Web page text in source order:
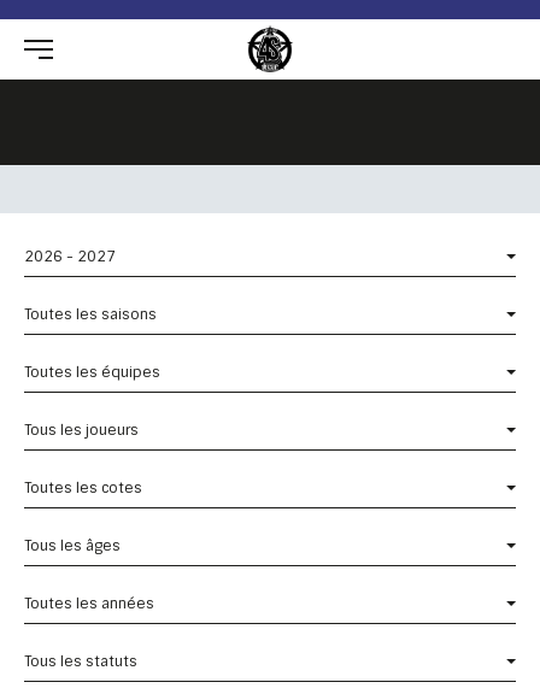
2026 - 2027
Toutes les saisons
Toutes les équipes
Tous les joueurs
Toutes les cotes
Tous les âges
Toutes les années
Tous les statuts